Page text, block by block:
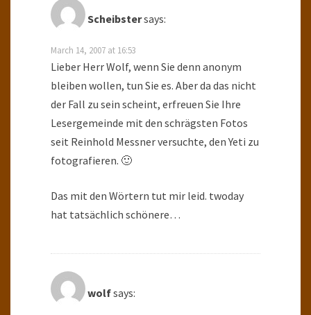
Scheibstersays:
March 14, 2007 at 16:53
Lieber Herr Wolf, wenn Sie denn anonym
bleiben wollen, tun Sie es. Aber da das nicht
der Fall zu sein scheint, erfreuen Sie Ihre
Lesergemeinde mit den schrägsten Fotos
seit Reinhold Messner versuchte, den Yeti zu
fotografieren. 🙂
Das mit den Wörtern tut mir leid. twoday
hat tatsächlich schönere…
wolfsays: